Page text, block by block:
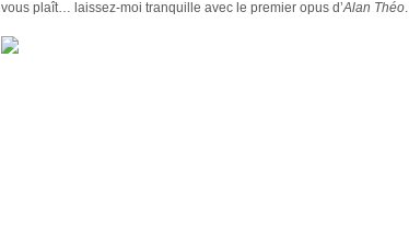
vous plaît… laissez-moi tranquille avec le premier opus d’Alan Théo.